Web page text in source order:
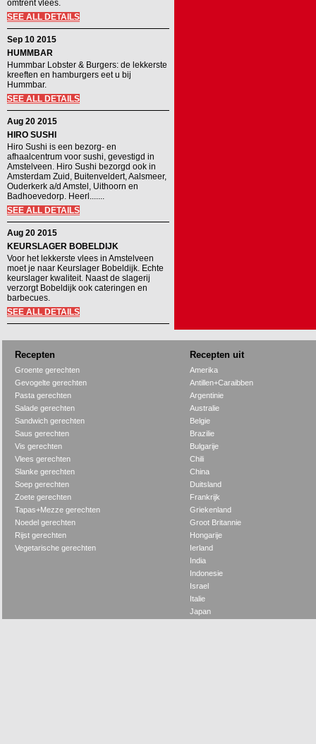
omtrent vlees.
SEE ALL DETAILS
Sep 10 2015
HUMMBAR
Hummbar Lobster & Burgers: de lekkerste
kreeften en hamburgers eet u bij
Hummbar.
SEE ALL DETAILS
Aug 20 2015
HIRO SUSHI
Hiro Sushi is een bezorg- en
afhaalcentrum voor sushi, gevestigd in
Amstelveen. Hiro Sushi bezorgd ook in
Amsterdam Zuid, Buitenveldert, Aalsmeer,
Ouderkerk a/d Amstel, Uithoorn en
Badhoevedorp. Heerl.......
SEE ALL DETAILS
Aug 20 2015
KEURSLAGER BOBELDIJK
Voor het lekkerste vlees in Amstelveen
moet je naar Keurslager Bobeldijk. Echte
keurslager kwaliteit. Naast de slagerij
verzorgt Bobeldijk ook cateringen en
barbecues.
SEE ALL DETAILS
Recepten Recepten uit
Groente gerechten
Gevogelte gerechten
Pasta gerechten
Salade gerechten
Sandwich gerechten
Saus gerechten
Vis gerechten
Vlees gerechten
Slanke gerechten
Soep gerechten
Zoete gerechten
Tapas+Mezze gerechten
Noedel gerechten
Rijst gerechten
Vegetarische gerechten
Amerika
Antillen+Caraibben
Argentinie
Australie
Belgie
Brazilie
Bulgarije
Chili
China
Duitsland
Frankrijk
Griekenland
Groot Britannie
Hongarije
Ierland
India
Indonesie
Israel
Italie
Japan